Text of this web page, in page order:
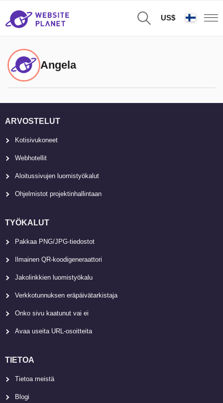
US$
Angela
ARVOSTELUT
Kotisivukoneet
Webhotellit
Aloitussivujen luomistyökalut
Ohjelmistot projektinhallintaan
TYÖKALUT
Pakkaa PNG/JPG-tiedostot
Ilmainen QR-koodigeneraattori
Jakolinkkien luomistyökalu
Verkkotunnuksen eräpäivätarkistaja
Onko sivu kaatunut vai ei
Avaa useita URL-osoitteita
TIETOA
Tietoa meistä
Blogi